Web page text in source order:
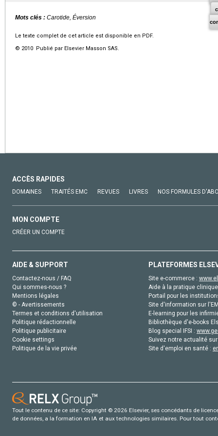
Mots clés : Carotide, Éversion
Le texte complet de cet article est disponible en PDF.
© 2010 Publié par Elsevier Masson SAS.
ACCÈS RAPIDES
DOMAINES TRAITÉS EMC REVUES LIVRES NOS FORMULES
MON COMPTE
CRÉER UN COMPTE
AIDE & SUPPORT
Contactez-nous / FAQ
Qui sommes-nous ?
Mentions légales
© - Avertissements
Termes et conditions d'utilisation
Politique rédactionnelle
Politique publicitaire
Cookie settings
Politique de la vie privée
PLATEFORMES
Site e-commerce :
Aide à la pratique
Portail pour les
Site d'information sur
E-learning pour les
Bibliothèque d'e-books
Blog special IFSI :
Suivez notre actualité
Site d'emploi en santé :
Tout le contenu de ce site: Copyright © 2026 Elsevier, ses concédants de
de données, a la formation en IA et aux technologies similaires. Pour tout